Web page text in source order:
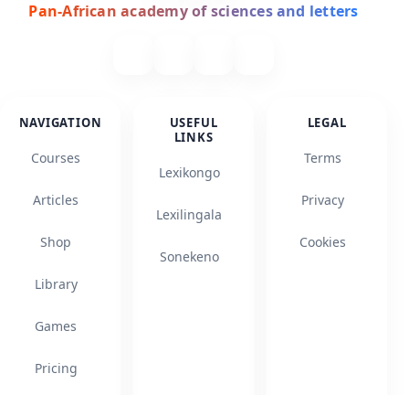
Pan-African academy of sciences and letters
NAVIGATION
Courses
Articles
Shop
Library
Games
Pricing
USEFUL
LINKS
Lexikongo
Lexilingala
Sonekeno
LEGAL
Terms
Privacy
Cookies